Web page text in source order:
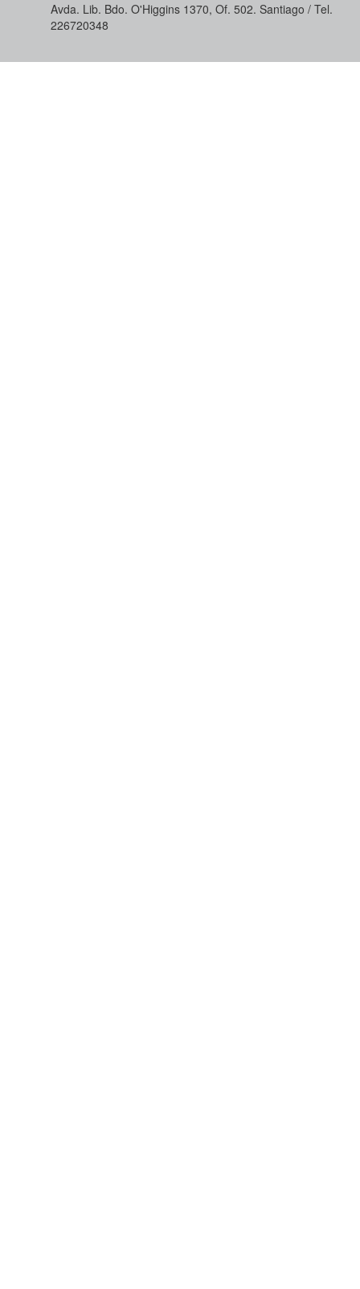
Avda. Lib. Bdo. O'Higgins 1370, Of. 502. Santiago / Tel.
226720348